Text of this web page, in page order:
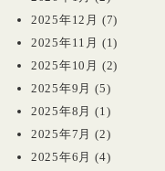
2025年12月 (7)
2025年11月 (1)
2025年10月 (2)
2025年9月 (5)
2025年8月 (1)
2025年7月 (2)
2025年6月 (4)